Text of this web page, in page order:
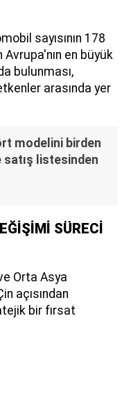
sayısının 178
en büyük
bulunması,
arasında yer
modelini birden
satış listesinden
SÜRECİ
Orta Asya
açısından
bir fırsat